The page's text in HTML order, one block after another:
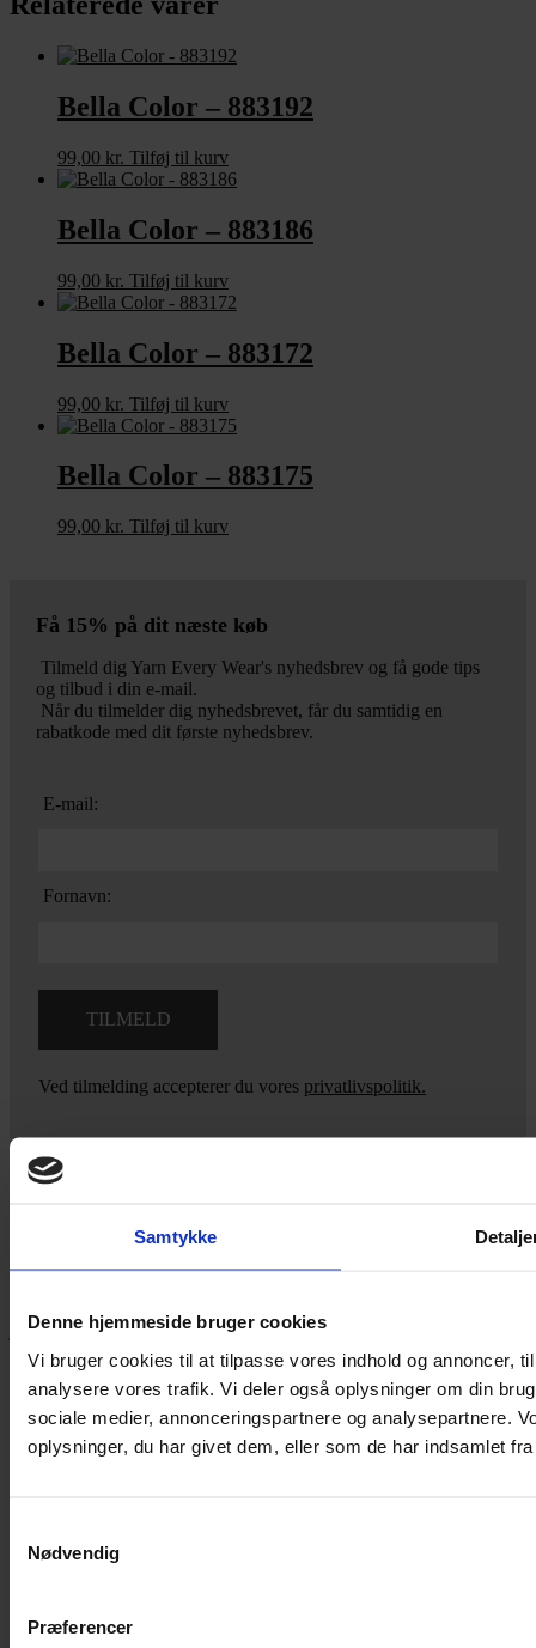
Samtykke
Denne hjemmeside bruger cookies
Vi bruger cookies til at tilpasse vores indhold og annoncer,
analysere vores trafik. Vi deler også oplysninger om din
sociale medier, annonceringspartnere og analysepartnere.
oplysninger, du har givet dem, eller som de har indsamlet
Nødvendig
Præferencer
Bella Color – 883192
99,00 kr. Tilføj til kurv
Bella Color – 883186
99,00 kr. Tilføj til kurv
Bella Color – 883172
99,00 kr. Tilføj til kurv
Bella Color – 883175
99,00 kr. Tilføj til kurv
Få 15% på dit næste køb
Tilmeld dig Yarn Every Wear's nyhedsbrev og få gode tips
og tilbud i din e-mail.
Når du tilmelder dig nyhedsbrevet, får du samtidig en
rabatkode med dit første nyhedsbrev.
E-mail:
Fornavn:
Ved tilmelding accepterer du vores privatlivspolitik.
jeg dig på vej.
Vestergade 12 6270, Tønder
60 51 96 50
post@yarneverywear.dk
CVR 43041649